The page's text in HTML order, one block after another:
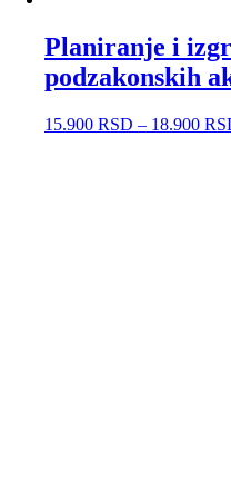
Planiranje i
podzakonskih
15.900 RSD – 18.900